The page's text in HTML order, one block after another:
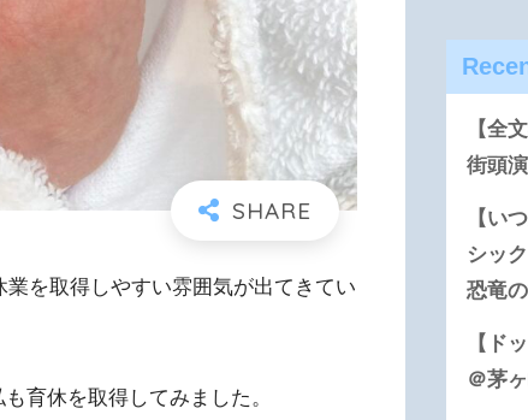
を取得しやすい雰囲気が出てきてい
育休を取得してみました。
【全
街頭
【い
シッ
恐竜
【ド
＠茅